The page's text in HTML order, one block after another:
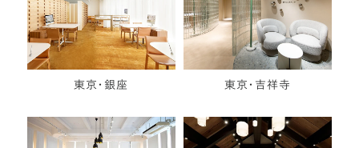
東京・銀座 東京・吉祥寺